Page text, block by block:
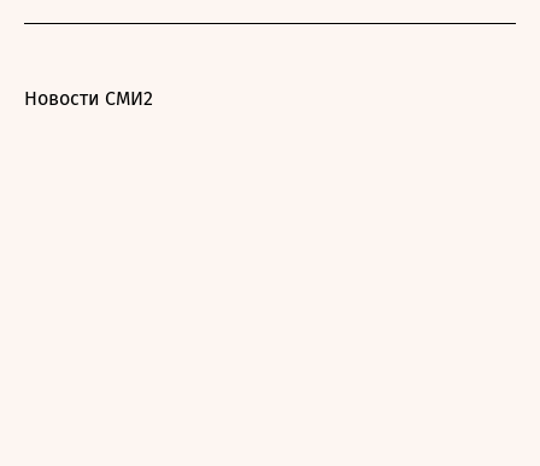
Новости СМИ2